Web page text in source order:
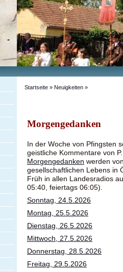
Startseite » Neuigkeiten »
Morgengedanken
In der Woche von Pfingsten
geistliche Kommentare von
Morgengedanken werden
gesellschaftlichen Lebens in
Früh in allen Landesradios
05:40, feiertags 06:05).
Sonntag, 24.5.2026
Montag, 25.5.2026
Dienstag, 26.5.2026
Mittwoch, 27.5.2026
Donnerstag, 28.5.2026
Freitag, 29.5.2026